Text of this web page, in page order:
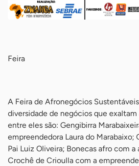
Feira
A Feira de Afronegócios
diversidade de negócios que
entre eles são: Gengibirra
empreendedora Laura do Marabaixo;
Pai Luiz Oliveira; Bonecas afro com a
Crochê de Crioulla com a